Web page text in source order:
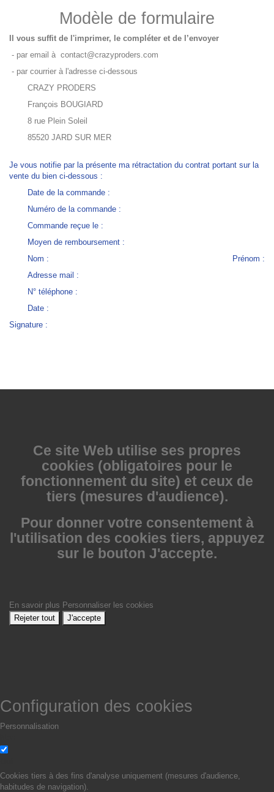
Modèle de formulaire
Il vous suffit de l'imprimer, le compléter et de l’envoyer
- par email à contact@crazyproders.com
- par courrier à l'adresse ci-dessous
CRAZY PRODERS
François BOUGIARD
8 rue Plein Soleil
85520 JARD SUR MER
Je vous notifie par la présente ma rétractation du contrat portant sur la
vente du bien ci-dessous :
Date de la commande :
Numéro de la commande :
Commande reçue le :
Moyen de remboursement :
Nom : Prénom :
Adresse mail :
N° téléphone :
Date :
Signature :
Ce site Web utilise ses propres
cookies (obligatoires pour le
fonctionnement du site) et ceux de
tiers (mesures d'audience).
Pour donner votre consentement à
l'utilisation des cookies tiers, appuyez
sur le bouton J'accepte.
En savoir plus Personnaliser les cookies
Rejeter tout
J'accepte
Configuration des cookies
Personnalisation
Cookies tiers à des fins d'analyse uniquement (mesures d'audience,
habitudes de navigation).